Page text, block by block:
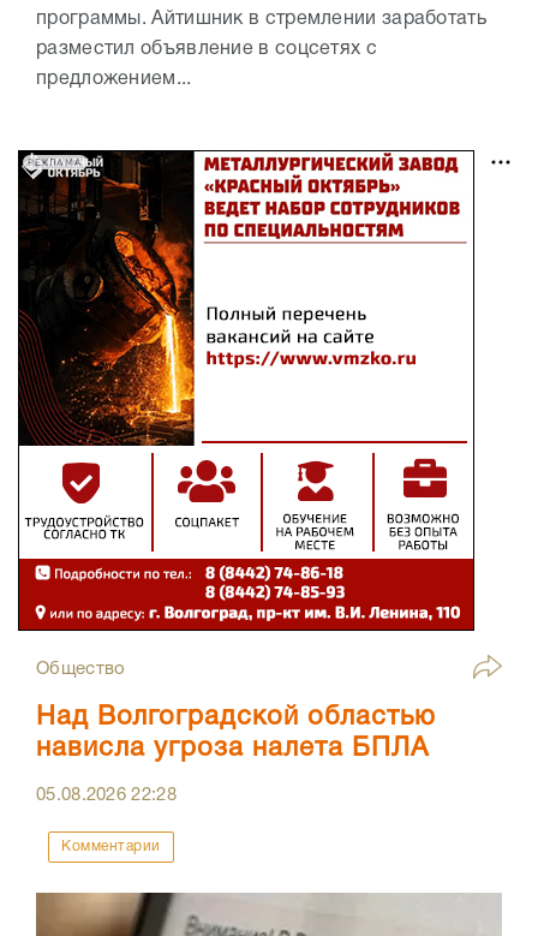
программы. Айтишник в стремлении заработать
разместил объявление в соцсетях с
предложением...
РЕКЛАМА
Общество
Над Волгоградской областью
нависла угроза налета БПЛА
05.08.202622:28
Комментарии